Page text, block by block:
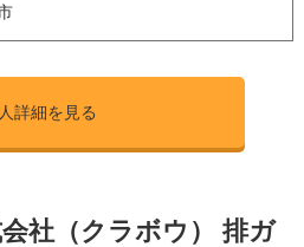
詳細を見る
社（クラボウ） 排ガ